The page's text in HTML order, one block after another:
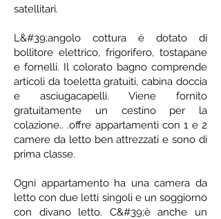
satellitari.
L&#39;angolo cottura è dotato di
bollitore elettrico, frigorifero, tostapane
e fornelli. Il colorato bagno comprende
articoli da toeletta gratuiti, cabina doccia
e asciugacapelli. Viene fornito
gratuitamente un cestino per la
colazione.. .offre appartamenti con 1 e 2
camere da letto ben attrezzati e sono di
prima classe.
Ogni appartamento ha una camera da
letto con due letti singoli e un soggiorno
con divano letto. C&#39;è anche un